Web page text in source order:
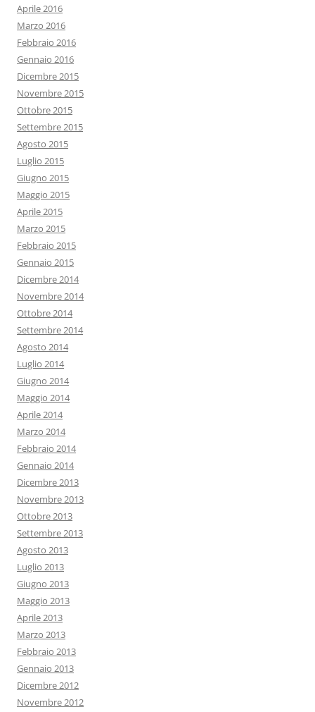
Aprile 2016
Marzo 2016
Febbraio 2016
Gennaio 2016
Dicembre 2015
Novembre 2015
Ottobre 2015
Settembre 2015
Agosto 2015
Luglio 2015
Giugno 2015
Maggio 2015
Aprile 2015
Marzo 2015
Febbraio 2015
Gennaio 2015
Dicembre 2014
Novembre 2014
Ottobre 2014
Settembre 2014
Agosto 2014
Luglio 2014
Giugno 2014
Maggio 2014
Aprile 2014
Marzo 2014
Febbraio 2014
Gennaio 2014
Dicembre 2013
Novembre 2013
Ottobre 2013
Settembre 2013
Agosto 2013
Luglio 2013
Giugno 2013
Maggio 2013
Aprile 2013
Marzo 2013
Febbraio 2013
Gennaio 2013
Dicembre 2012
Novembre 2012